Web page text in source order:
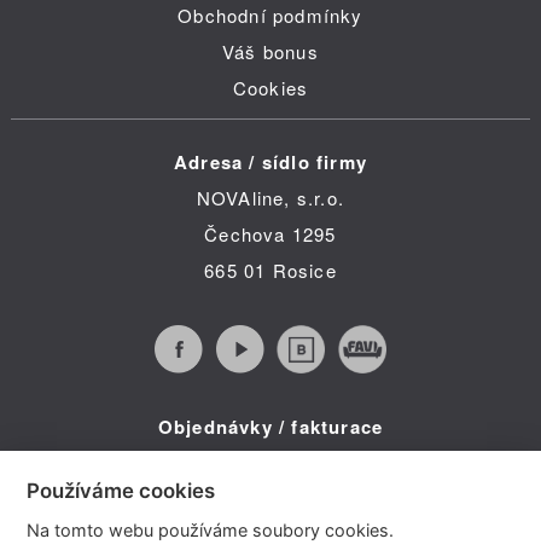
Obchodní podmínky
Váš bonus
Cookies
Adresa / sídlo firmy
NOVAline, s.r.o.
Čechova 1295
665 01 Rosice
Objednávky / fakturace
Telefon: +420 734 322 587
E-mail: info@novaline.cz
Používáme cookies
Na tomto webu používáme soubory cookies.